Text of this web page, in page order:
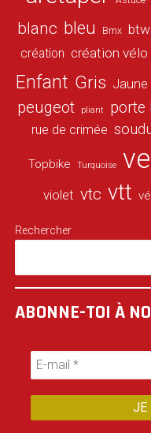
blanc bleu Bmx
création création vélo
Enfant Gris Jaune
peugeot pliant porte
rue de crimée
Topbike Turquoise
violet vtc vtt
Rechercher
ABONNE-TOI À